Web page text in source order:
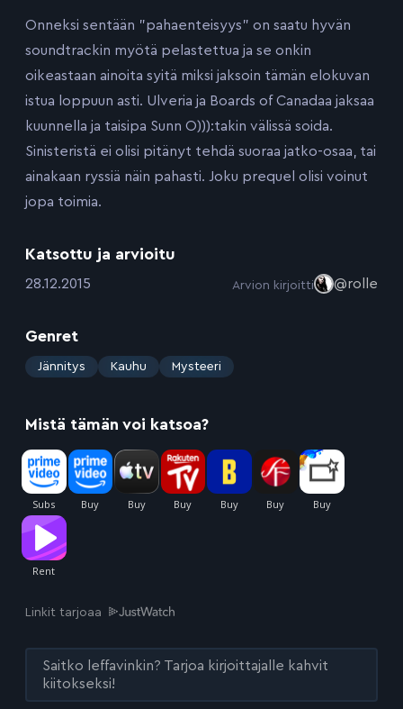
Onneksi sentään ”pahaenteisyys” on saatu hyvän
soundtrackin myötä pelastettua ja se onkin
oikeastaan ainoita syitä miksi jaksoin tämän elokuvan
istua loppuun asti. Ulveria ja Boards of Canadaa jaksaa
kuunnella ja taisipa Sunn O))):takin välissä soida.
Sinisteristä ei olisi pitänyt tehdä suoraa jatko-osaa, tai
ainakaan ryssiä näin pahasti. Joku prequel olisi voinut
jopa toimia.
Katsottu ja arvioitu
:28.12.2015 Arvion kirjoitti @rolle
Genret
: Jännitys Kauhu Mysteeri
Mistä tämän voi katsoa?
Linkit tarjoaa
Saitko leffavinkin? Tarjoa kirjoittajalle kahvit
kiitokseksi!